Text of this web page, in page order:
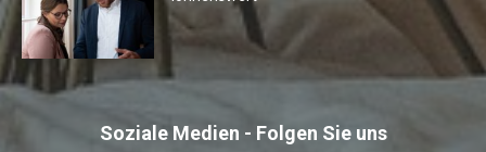
Soziale Medien - Folgen Sie uns